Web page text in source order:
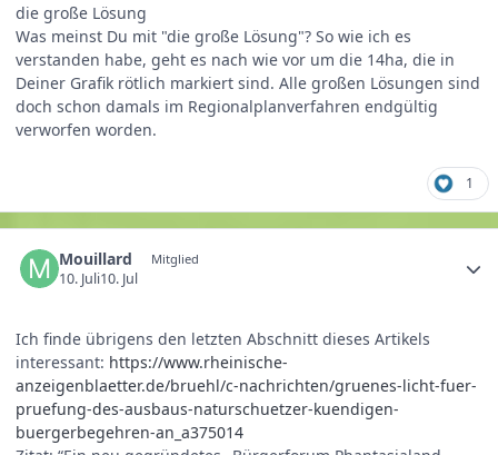
die große Lösung
Was meinst Du mit "die große Lösung"? So wie ich es
verstanden habe, geht es nach wie vor um die 14ha, die in
Deiner Grafik rötlich markiert sind. Alle großen Lösungen sind
doch schon damals im Regionalplanverfahren endgültig
verworfen worden.
1
Mouillard Mitglied
10. Juli10. Jul
Ich finde übrigens den letzten Abschnitt dieses Artikels
interessant: https://www.rheinische-
anzeigenblaetter.de/bruehl/c-nachrichten/gruenes-licht-fuer-
pruefung-des-ausbaus-naturschuetzer-kuendigen-
buergerbegehren-an_a375014